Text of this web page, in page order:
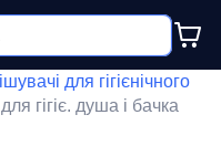
для гігієнічного
гігіє. душа і бачка